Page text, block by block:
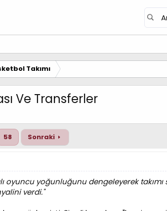
Takımı
Ve Transferler
58 Sonraki
oyuncu yoğunluğunu dengeleyerek
verdi."